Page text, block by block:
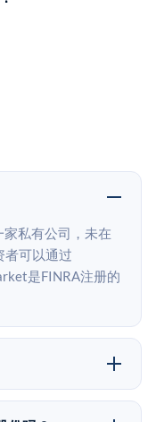
私有公司，未在
者可以通过
是FINRA注册的
有公司。最近的已